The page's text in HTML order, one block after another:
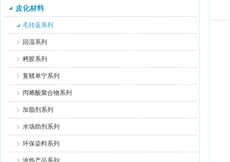
皮化材料
毛转蓝系列
回湿系列
栲胶系列
复鞣单宁系列
丙烯酸聚合物系列
加脂剂系列
水场助剂系列
环保染料系列
涂饰产品系列